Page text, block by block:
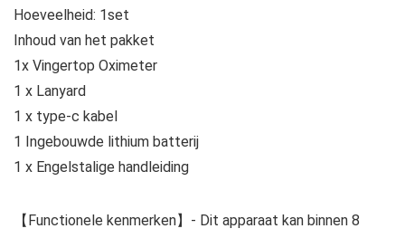
Hoeveelheid: 1set
Inhoud van het pakket
1x Vingertop Oximeter
1 x Lanyard
1 x type-c kabel
1 Ingebouwde lithium batterij
1 x Engelstalige handleiding
【Functionele kenmerken】- Dit apparaat kan binnen 8